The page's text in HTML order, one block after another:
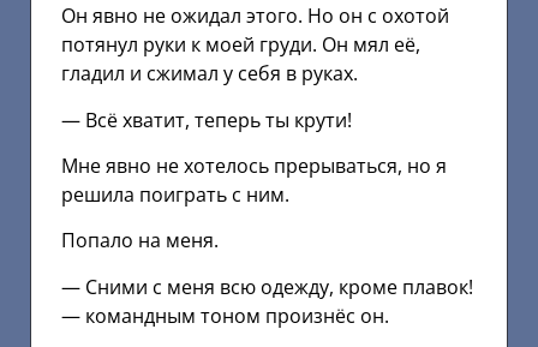
Он явно не ожидал этого. Но он с охотой
потянул руки к моей груди. Он мял её,
гладил и сжимал у себя в руках.
— Всё хватит, теперь ты крути!
Мне явно не хотелось прерываться, но я
решила поиграть с ним.
Попало на меня.
— Сними с меня всю одежду, кроме плавок!
— командным тоном произнёс он.